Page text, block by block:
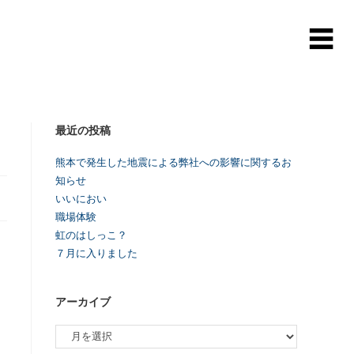
最近の投稿
熊本で発生した地震による弊社への影響に関するお
知らせ
いいにおい
職場体験
虹のはしっこ？
７月に入りました
アーカイブ